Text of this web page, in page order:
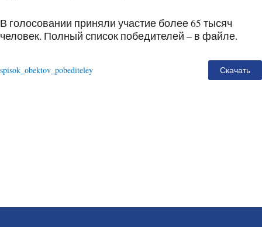
В голосовании приняли участие более 65 тысяч
человек. Полный список победителей – в файле.
spisok_obektov_pobediteley Скачать